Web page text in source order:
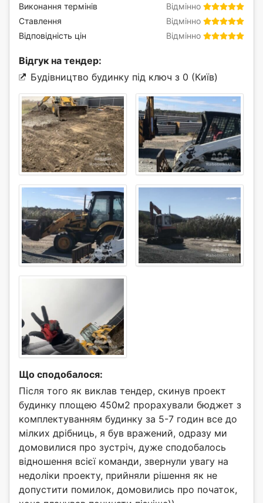
Відмінно
Виконання термінів
Відмінно
Ставлення
Відмінно
Відповідність цін
Відгук на тендер:
Будівництво будинку під ключ з 0 (Київ)
Що сподобалося:
Після того як виклав тендер, скинув проект
будинку площею 450м2 прорахували бюджет з
комплектуванням будинку за 5-7 годин все до
мілких дрібниць, я був вражений, одразу ми
домовилися про зустріч, дуже сподобалось
відношення всієї команди, звернули увагу на
недоліки проекту, прийняли рішення як не
допустити помилок, домовились про початок,